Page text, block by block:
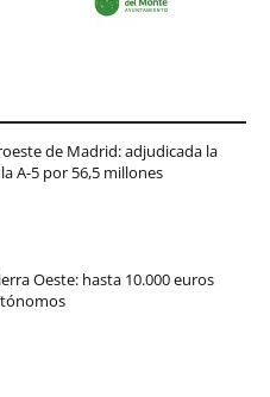
de Madrid: adjudicada la
A-5 por 56,5 millones
Oeste: hasta 10.000 euros